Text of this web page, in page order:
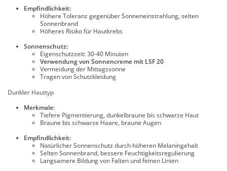
Empfindlichkeit:
Höhere Toleranz gegenüber Sonneneinstrahlung, selten
Sonnenbrand
Höheres Risiko für Hautkrebs
Sonnenschutz:
Eigenschutzzeit: 30-40 Minuten
Verwendung von Sonnencreme mit LSF 20
Vermeidung der Mittagssonne
Tragen von Schutzkleidung
Dunkler Hauttyp
Merkmale:
Tiefere Pigmentierung, dunkelbraune bis schwarze Haut
Braune bis schwarze Haare, braune Augen
Empfindlichkeit:
Natürlicher Sonnenschutz durch höheren Melaningehalt
Selten Sonnenbrand, bessere Feuchtigkeitsregulierung
Langsamere Bildung von Falten und feinen Linien